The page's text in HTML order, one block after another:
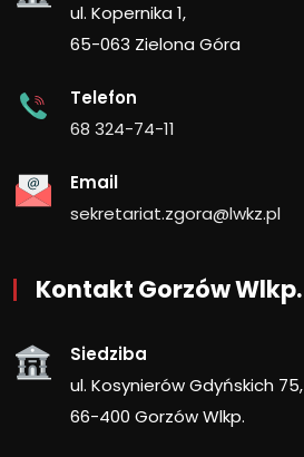
ul. Kopernika 1,
65-063 Zielona Góra
Telefon
68 324-74-11
Email
sekretariat.zgora@lwkz.pl
Kontakt Gorzów Wlkp.
Siedziba
ul. Kosynierów Gdyńskich 75,
66-400 Gorzów Wlkp.